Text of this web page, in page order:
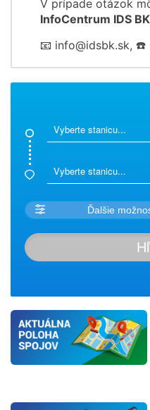
V prípade otázok
InfoCentrum IDS
📧 info@idsbk.sk, ☎️